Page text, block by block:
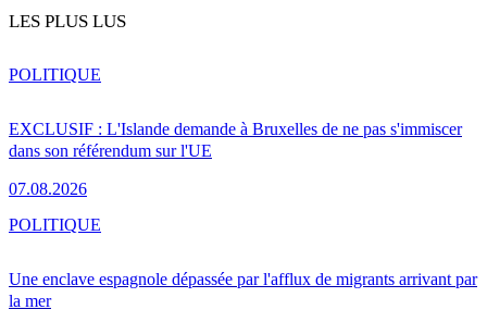
LES PLUS LUS
EXCLUSIF : L'Islande demande à Bruxelles de ne pas s'immiscer
dans son référendum sur l'UE
07.08.2026
POLITIQUE
Une enclave espagnole dépassée par l'afflux de migrants arrivant par
la mer
POLITIQUE